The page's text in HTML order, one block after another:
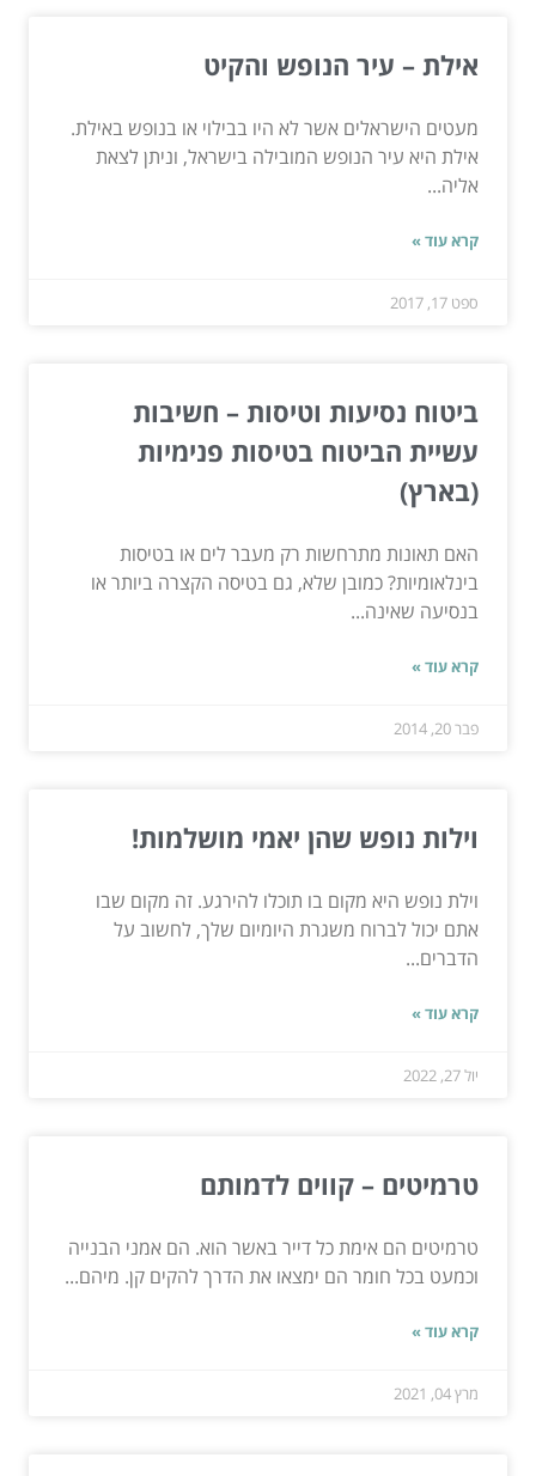
אילת – עיר הנופש והקיט
מעטים הישראלים אשר לא היו בבילוי או בנופש באילת.
אילת היא עיר הנופש המובילה בישראל, וניתן לצאת
אליה...
קרא עוד »
ספט 17, 2017
ביטוח נסיעות וטיסות – חשיבות
עשיית הביטוח בטיסות פנימיות
(בארץ)
האם תאונות מתרחשות רק מעבר לים או בטיסות
בינלאומיות? כמובן שלא, גם בטיסה הקצרה ביותר או
בנסיעה שאינה...
קרא עוד »
פבר 20, 2014
וילות נופש שהן יאמי מושלמות!
וילת נופש היא מקום בו תוכלו להירגע. זה מקום שבו
אתם יכול לברוח משגרת היומיום שלך, לחשוב על
הדברים...
קרא עוד »
יול 27, 2022
טרמיטים – קווים לדמותם
טרמיטים הם אימת כל דייר באשר הוא. הם אמני הבנייה
וכמעט בכל חומר הם ימצאו את הדרך להקים קן. מיהם...
קרא עוד »
מרץ 04, 2021